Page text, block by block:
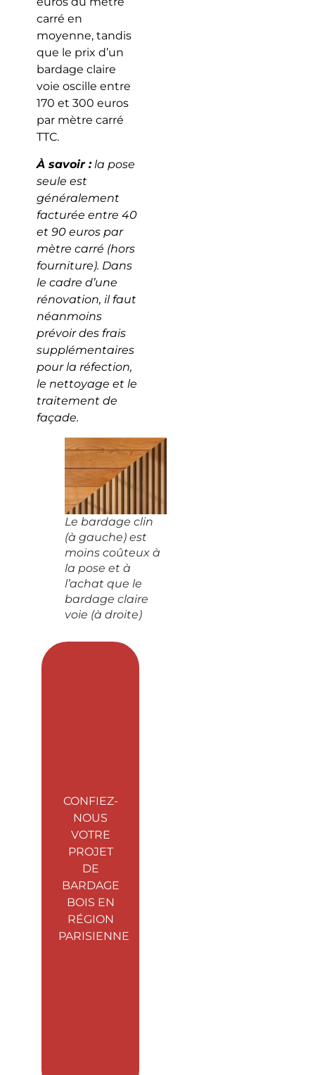
carré en
moyenne, tandis
que le prix d’un
bardage claire
voie oscille entre
170 et 300 euros
par mètre carré
TTC.
À savoir :la pose
seule est
généralement
facturée entre 40
et 90 euros par
mètre carré (hors
fourniture). Dans
le cadre d’une
rénovation, il faut
néanmoins
prévoir des frais
supplémentaires
pour la réfection,
le nettoyage et le
traitement de
façade.
Le bardage clin
(à gauche) est
moins coûteux à
la pose et à
l’achat que le
bardage claire
voie (à droite)
CONFIEZ-
NOUS
VOTRE
PROJET
DE
BARDAGE
BOIS EN
RÉGION
PARISIENNE